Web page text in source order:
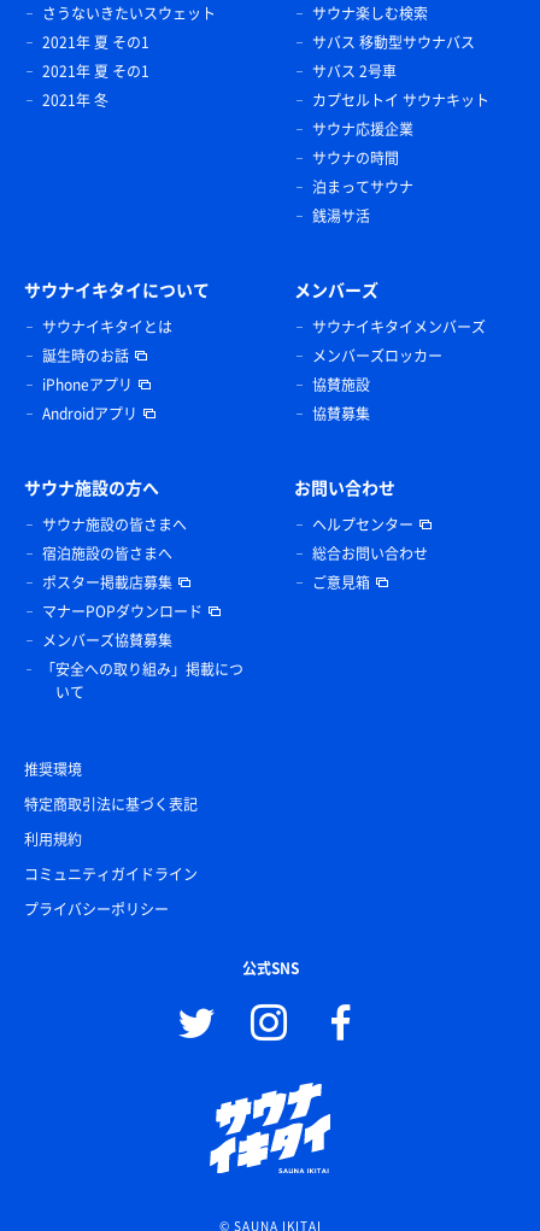
さうないきたいスウェット
2021年 夏 その1
2021年 夏 その1
2021年 冬
サウナ楽しむ検索
サバス 移動型サウナバス
サバス 2号車
カプセルトイ サウナキット
サウナ応援企業
サウナの時間
泊まってサウナ
銭湯サ活
サウナイキタイについて
サウナイキタイとは
誕生時のお話
iPhoneアプリ
Androidアプリ
メンバーズ
サウナイキタイメンバーズ
メンバーズロッカー
協賛施設
協賛募集
サウナ施設の方へ
サウナ施設の皆さまへ
宿泊施設の皆さまへ
ポスター掲載店募集
マナーPOPダウンロード
メンバーズ協賛募集
「安全への取り組み」掲載につ
いて
お問い合わせ
ヘルプセンター
総合お問い合わせ
ご意見箱
推奨環境
特定商取引法に基づく表記
利用規約
コミュニティガイドライン
プライバシーポリシー
公式SNS
© SAUNA IKITAI